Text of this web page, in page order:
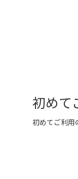
初めて
初めてご利用